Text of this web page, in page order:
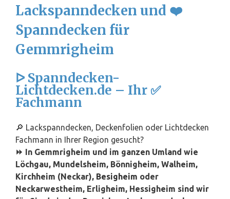
Lackspanndecken und ❤️
Spanndecken für
Gemmrigheim
ᐅ Spanndecken-
Lichtdecken.de – Ihr ✅
Fachmann
🔎 Lackspanndecken, Deckenfolien oder Lichtdecken
Fachmann in Ihrer Region gesucht?
⏩ In Gemmrigheim und im ganzen Umland wie
Löchgau, Mundelsheim, Bönnigheim, Walheim,
Kirchheim (Neckar), Besigheim oder
Neckarwestheim, Erligheim, Hessigheim sind wir